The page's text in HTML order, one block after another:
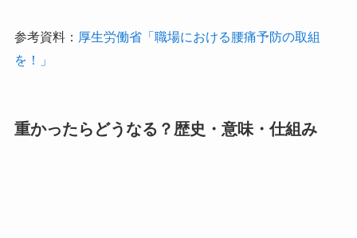
参考資料： 厚生労働省「職場における腰痛予防の取組
を！」
重かったらどうなる？歴史・意味・仕組み